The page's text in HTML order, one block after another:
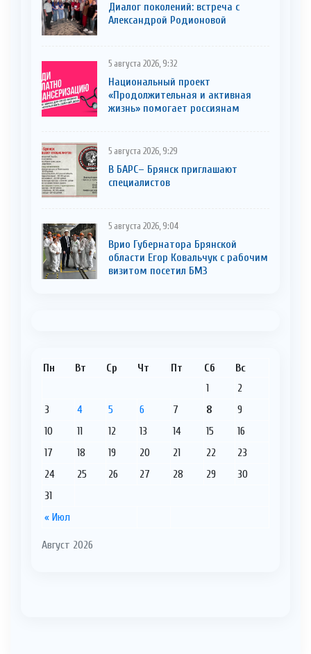
Диалог поколений: встреча с
Александрой Родионовой
5 августа 2026, 9:32
Национальный проект
«Продолжительная и активная
жизнь» помогает россиянам
5 августа 2026, 9:29
В БАРС– Брянcк приглaшают
cпециaлистoв
5 августа 2026, 9:04
Врио Губернатора Брянской
области Егор Ковальчук с рабочим
визитом посетил БМЗ
Август 2026
Пн Вт Ср Чт Пт Сб Вс
« Июл
1
2
3
4 5 6 7 8
9
10
11 12 13 14 15
16
17
18 19 20 21 22
23
24
25 26 27 28 29
30
31